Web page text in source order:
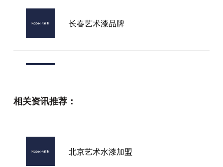
长春艺术漆品牌
相关资讯推荐：
北京艺术水漆加盟